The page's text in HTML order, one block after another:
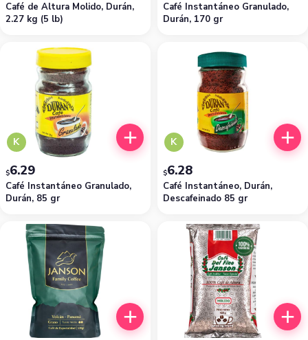
Café de Altura Molido, Durán,
2.27 kg (5 lb)
Café Instantáneo Granulado,
Durán, 170 gr
K
Café Instantáneo Granulado,
Durán, 85 gr
$6.29
K
Café Instantáneo, Durán,
Descafeinado 85 gr
$6.28